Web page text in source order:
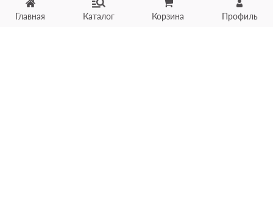
Главная Каталог Корзина Профиль